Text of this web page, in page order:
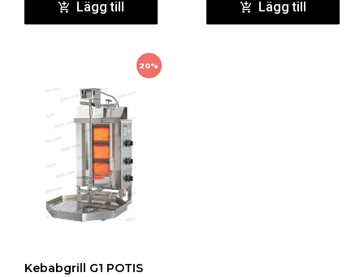
Lägg till Lägg till
20%
Kebabgrill G1 POTIS